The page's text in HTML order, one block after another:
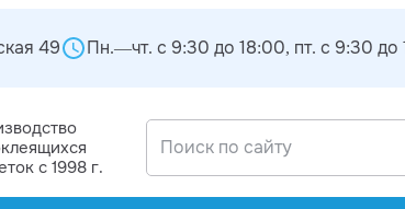
49 Пн.—чт. с 9:30 до 18:00, пт. с 9:30 до
с 1998 г.